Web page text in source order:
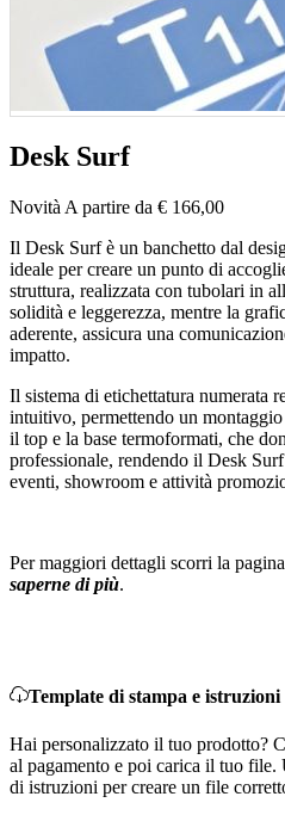
Desk Surf
Novità A partire da € 166,00
Il Desk Surf è un banchetto dal
ideale per creare un punto di
struttura, realizzata con tubolari in
solidità e leggerezza, mentre la
aderente, assicura una
impatto.
Il sistema di etichettatura numerata
intuitivo, permettendo un
il top e la base termoformati, che
professionale, rendendo il Desk
eventi, showroom e attività
Per maggiori dettagli scorri la
saperne di più.
Template di stampa e istruzioni
Hai personalizzato il tuo prodotto?
al pagamento e poi carica il tuo
di istruzioni per creare un file